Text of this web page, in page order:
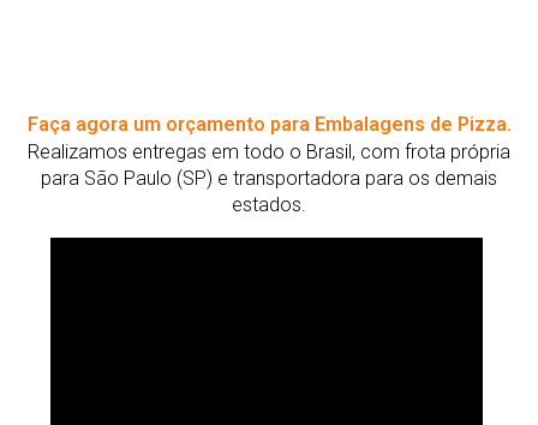
Faça agora um orçamento para Embalagens de Pizza.
Realizamos entregas em todo o Brasil, com frota própria
para São Paulo (SP) e transportadora para os demais
estados.